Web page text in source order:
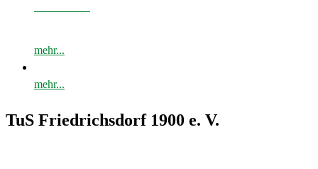
mehr...
mehr...
TuS Friedrichsdorf 1900 e. V.